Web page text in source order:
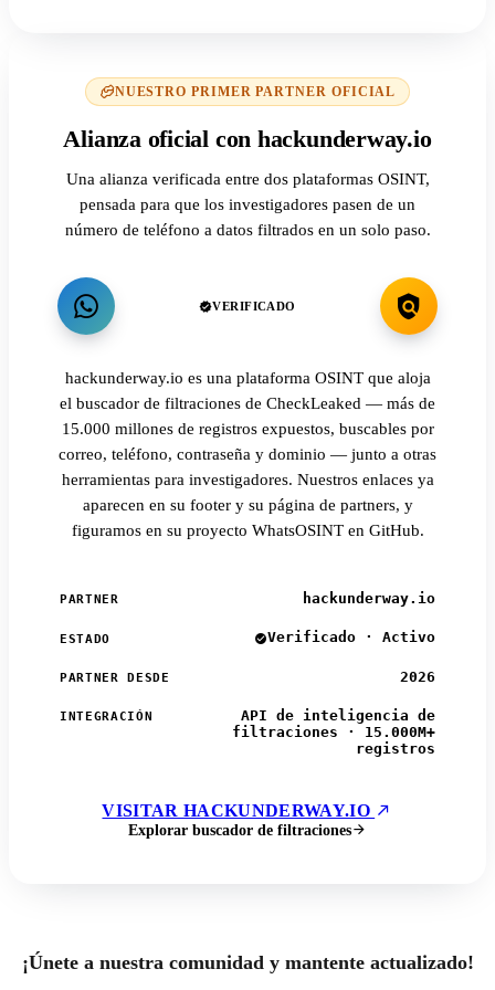
NUESTRO PRIMER PARTNER OFICIAL
Alianza oficial con hackunderway.io
Una alianza verificada entre dos plataformas OSINT,
pensada para que los investigadores pasen de un
número de teléfono a datos filtrados en un solo paso.
VERIFICADO
hackunderway.io es una plataforma OSINT que aloja
el buscador de filtraciones de CheckLeaked — más de
15.000 millones de registros expuestos, buscables por
correo, teléfono, contraseña y dominio — junto a otras
herramientas para investigadores. Nuestros enlaces ya
aparecen en su footer y su página de partners, y
figuramos en su proyecto WhatsOSINT en GitHub.
PARTNER hackunderway.io
ESTADO Verificado · Activo
PARTNER DESDE 2026
INTEGRACIÓN
API de inteligencia de
filtraciones · 15.000M+
registros
VISITAR HACKUNDERWAY.IO
Explorar buscador de filtraciones
¡Únete a nuestra comunidad y mantente actualizado!